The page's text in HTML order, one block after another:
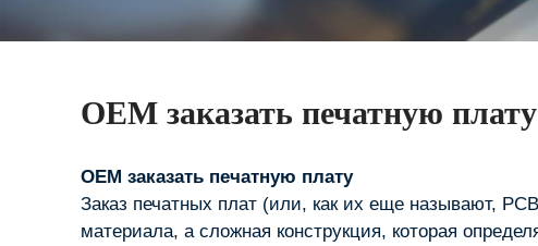
OEM заказать печатную плату
OEM заказать печатную плату
Заказ печатных плат (или, как их еще называют,
материала, а сложная конструкция, которая